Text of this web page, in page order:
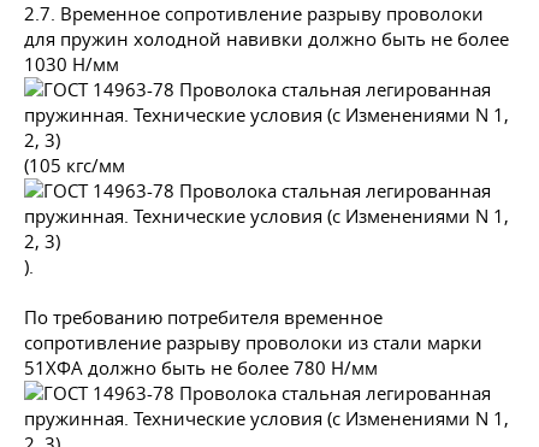
2.7. Временное сопротивление разрыву проволоки
для пружин холодной навивки должно быть не более
1030 Н/мм
(105 кгс/мм
).
По требованию потребителя временное
сопротивление разрыву проволоки из стали марки
51ХФА должно быть не более 780 Н/мм